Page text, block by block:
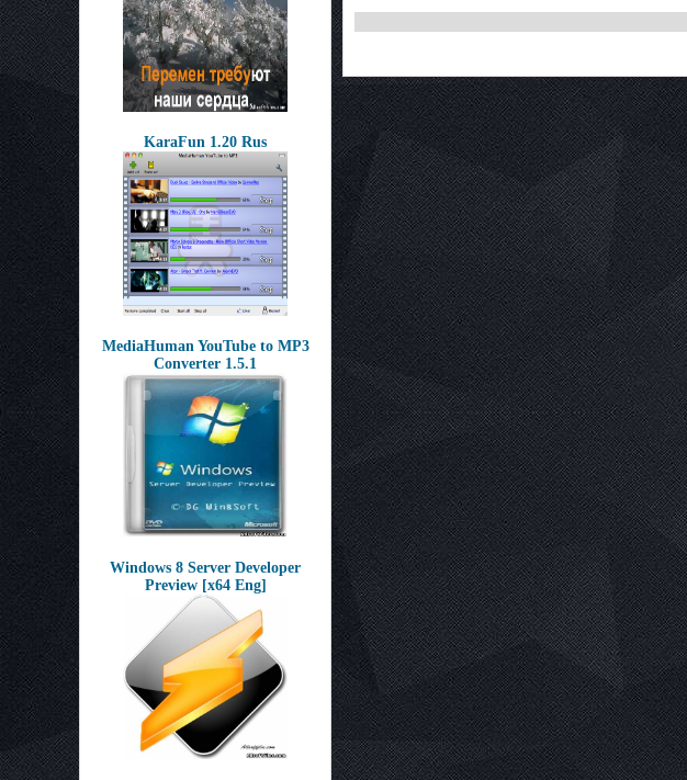
KaraFun 1.20 Rus
MediaHuman YouTube to MP3
Converter 1.5.1
Windows 8 Server Developer
Preview [x64 Eng]